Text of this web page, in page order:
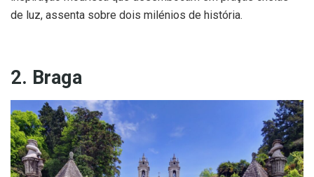
de luz, assenta sobre dois milénios de história.
2. Braga